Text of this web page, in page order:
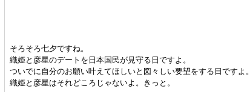
そろそろ七夕ですね。
織姫と彦星のデートを日本国民が見守る日ですよ。
ついでに自分のお願い叶えてほしいと図々しい要望をする日ですよ。
織姫と彦星はそれどころじゃないよ。きっと。